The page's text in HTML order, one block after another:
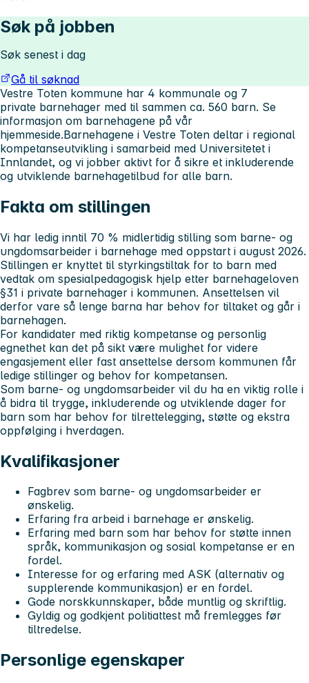
Søk på jobben
Søk senest i dag
Gå til søknad
Vestre Toten kommune har 4 kommunale og 7
private barnehager med til sammen ca. 560 barn. Se
informasjon om barnehagene på vår
hjemmeside.Barnehagene i Vestre Toten deltar i regional
kompetanseutvikling i samarbeid med Universitetet i
Innlandet, og vi jobber aktivt for å sikre et inkluderende
og utviklende barnehagetilbud for alle barn.
Fakta om stillingen
Vi har ledig inntil 70 % midlertidig stilling som barne- og
ungdomsarbeider i barnehage med oppstart i august 2026.
Stillingen er knyttet til styrkingstiltak for to barn med
vedtak om spesialpedagogisk hjelp etter barnehageloven
§31 i private barnehager i kommunen. Ansettelsen vil
derfor vare så lenge barna har behov for tiltaket og går i
barnehagen.
For kandidater med riktig kompetanse og personlig
egnethet kan det på sikt være mulighet for videre
engasjement eller fast ansettelse dersom kommunen får
ledige stillinger og behov for kompetansen.
Som barne- og ungdomsarbeider vil du ha en viktig rolle i
å bidra til trygge, inkluderende og utviklende dager for
barn som har behov for tilrettelegging, støtte og ekstra
oppfølging i hverdagen.
Kvalifikasjoner
Fagbrev som barne- og ungdomsarbeider er
ønskelig.
Erfaring fra arbeid i barnehage er ønskelig.
Erfaring med barn som har behov for støtte innen
språk, kommunikasjon og sosial kompetanse er en
fordel.
Interesse for og erfaring med ASK (alternativ og
supplerende kommunikasjon) er en fordel.
Gode norskkunnskaper, både muntlig og skriftlig.
Gyldig og godkjent politiattest må fremlegges før
tiltredelse.
Personlige egenskaper